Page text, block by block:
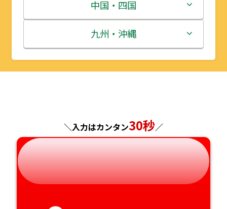
秋田県
山形県
埼玉県
千葉県
富山県
石川県
福井県
静岡県
三重県
滋賀県
京都府
和歌山県
中国・四国
鳥取県
島根県
山口県
徳島県
九州・沖縄
福岡県
熊本県
大分県
＼入力はカンタン30秒／